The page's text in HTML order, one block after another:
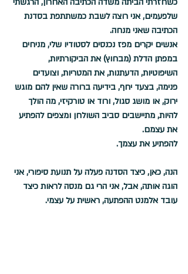
שלפעמים, אני רוצה לשבת כמשתתפת בסדנת
הכתיבה שאני מנחה.
אנשים יקרים מפז נכנסים לסטודיו שלי, מניחים
במפתן הדלת (מבחוץ) את הביקורתיות,
השיפוטיות, הדעתנות, את המטריות, וצועדים
פנימה, בצעד יחף, בידיעה ברורה שאין להם מוגש
ירוק, או מושג סגול, ורוד או טורקיזי, מה הולך
להיות, מתיישבים סביב השולחן ומצפים להפתיע
את עצמם.
להפתיע את עצמך.
הנה, כאן, כיצד הסדנה פעלה על תנועת סיפורי, אני
הוגה אותה, אבל, אני הרי גם מנסה לראות כיצד
עובד אלמנט ההפתעה, ראשית על עצמי.